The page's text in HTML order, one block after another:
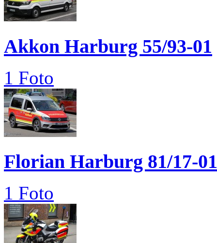
Akkon Harburg 55/93-01
1 Foto
Florian Harburg 81/17-01
1 Foto